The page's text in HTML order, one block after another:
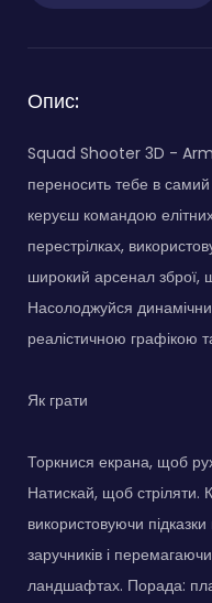
Опис:
Squad Shooter 3D -
переносить тебе в самий
керуєш командою
перестрілках,
широкий арсенал зброї,
Насолоджуйся
реалістичною графікою
Як грати
Торкнися екрана, щоб
Натискай, щоб
використовуючи
заручників і
ландшафтах. Порада: